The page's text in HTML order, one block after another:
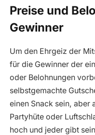
Preise und
Gewinner
Um den Ehrgeiz der
für die Gewinner der
oder Belohnungen
selbstgemachte
einen Snack sein, aber
Partyhüte oder
hoch und jeder gibt